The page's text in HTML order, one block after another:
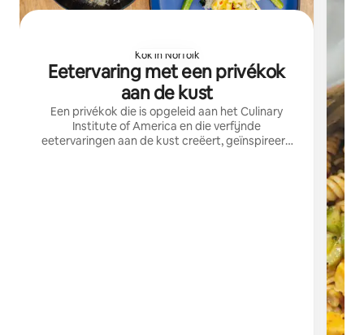
Kok in Norfolk
Eetervaring met een privékok
aan de kust
Een privékok die is opgeleid aan het Culinary
Institute of America en die verfijnde
eetervaringen aan de kust creëert, geïnspireerd